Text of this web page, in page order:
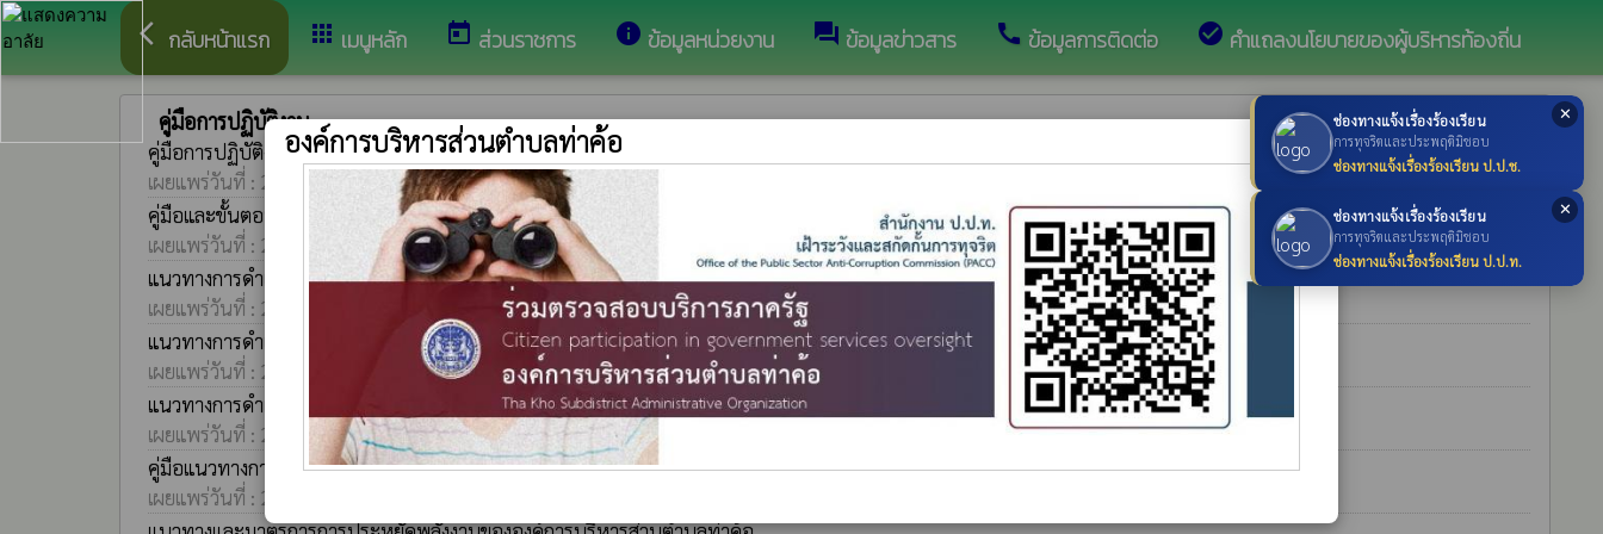
✕
ช่องทางแจ้งเรื่องร้องเรียน
การทุจริตและประพฤติมิชอบ
ช่องทางแจ้งเรื่องร้องเรียน ป.ป.ช.
✕
ช่องทางแจ้งเรื่องร้องเรียน
การทุจริตและประพฤติมิชอบ
ช่องทางแจ้งเรื่องร้องเรียน ป.ป.ท.
arrow_back_ios กลับหน้าแรก apps เมนูหลัก today ส่วนราชการ info ข้อมูลหน่วยงาน forum ข้อมูลข่าวสาร call ข้อมูลการติดต่อ check_circle คำแถลงนโยบายของผู้บริหารท้องถิ่น
คู่มือการปฏิบัติงาน
คู่มือการปฏิบัติงาน การรายงานการใช้เงินอุดหนุนสำหรับสุนย์พัฒนาเด็กเล็ก แบบ ศพด.1
เผยแพร่วันที่ : 22 มีนาคม 2567 | เปิดอ่าน : 113
คู่มือและขั้นตอนการปฏิบัติงานเกี่ยวกับค่าใช้จ่ายในการจัดการศึกษาสำหรับศูนย์พัฒนาเด็กเล็ก ในสังกัดองค์การบริหารส่วนตำบลท่าค้อ
เผยแพร่วันที่ : 22 มีนาคม 2567 | เปิดอ่าน : 120
แนวทางการดำเนินการเพื่อรับเบี้ยยังชีพของผู้ป่วยเอดส์
เผยแพร่วันที่ : 22 มีนาคม 2567 | เปิดอ่าน : 147
แนวทางการดำเนินการเพื่อรับเบี้ยยังชีพของคนพิการ
เผยแพร่วันที่ : 22 มีนาคม 2567 | เปิดอ่าน : 96
แนวทางการดำเนินการเพื่อรับเบี้ยยังชีพของผู้สูงอายุ
เผยแพร่วันที่ : 22 มีนาคม 2567 | เปิดอ่าน : 113
คู่มือแนวทางการดำเนินการต่อเรื่องร้องเรียนการทุจริตและประพฤติมิชอบ ขององค์การบริหารส่วนตำบลท่าค้อ
เผยแพร่วันที่ : 21 มีนาคม 2567 | เปิดอ่าน : 105
×
องค์การบริหารส่วนตำบลท่าค้อ